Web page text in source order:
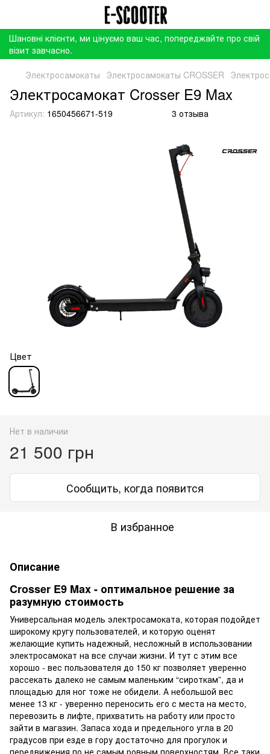
Шановні клієнти, ми цінуємо ваш час, попереджайте про свій
візит завчасно.
Электросамокаты Электросамокаты CROSSER
Электросамокат Crosser E9 Max
Артикул: 1650456671-519 3 отзыва
Цвет
Нет в наличии
21 500 грн
Сообщить, когда появится
В избранное
Описание
Crosser E9 Max - оптимальное решение за
разумную стоимость
Универсальная модель электросамоката, которая подойдет
широкому кругу пользователей, и которую оценят
желающие купить надежный, несложный в использовании
электросамокат на все случаи жизни. И тут с этим все
хорошо - вес пользователя до 150 кг позволяет уверенно
рассекать далеко не самым маленьким “сироткам”, да и
площадью для ног тоже не обидели. А небольшой вес
менее 13 кг - уверенно переносить его с места на место,
перевозить в лифте, прихватить на работу или просто
зайти в магазин. Запаса хода и предельного угла в 20
градусов при езде в гору достаточно для прогулок и
передвижения по не самым ровным поверхностям. Все таки